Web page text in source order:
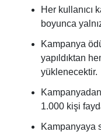
Her kullanıcı
boyunca
Kampanya
yapıldıktan
yüklenecektir.
1.000 kişi
Kampanyaya